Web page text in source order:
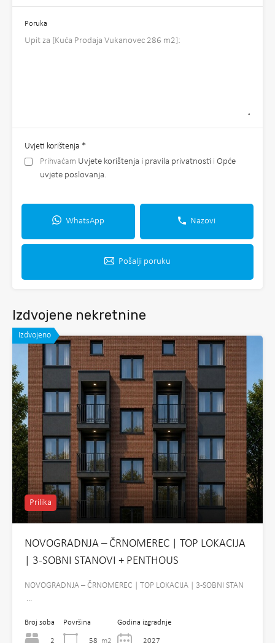
Poruka
Uvjeti korištenja *
Prihvaćam Uvjete korištenja i pravila privatnosti i Opće
uvjete poslovanja.
WhatsApp Nazovi
Pošalji poruku
Izdvojene nekretnine
Izdvojeno
Prilika
NOVOGRADNJA – ČRNOMEREC | TOP LOKACIJA
| 3-SOBNI STANOVI + PENTHOUS
NOVOGRADNJA – ČRNOMEREC | TOP LOKACIJA | 3-SOBNI STAN
…
Broj soba
2
Površina
58 m2
Godina izgradnje
2027